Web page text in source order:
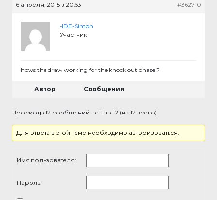
6 апреля, 2015 в 20:53 #362710
-IDE-Simon
Участник
hows the draw working for the knock out phase ?
Автор Сообщения
Просмотр 12 сообщений - с 1 по 12 (из 12 всего)
Для ответа в этой теме необходимо авторизоваться.
Имя пользователя:
Пароль: